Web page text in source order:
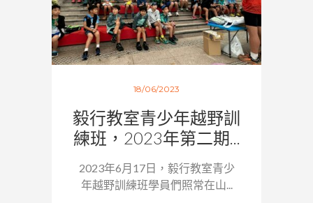
18/06/2023
毅行教室青少年越野訓
練班，2023年第二期...
2023年6月17日，毅行教室青少
年越野訓練班學員們照常在山...